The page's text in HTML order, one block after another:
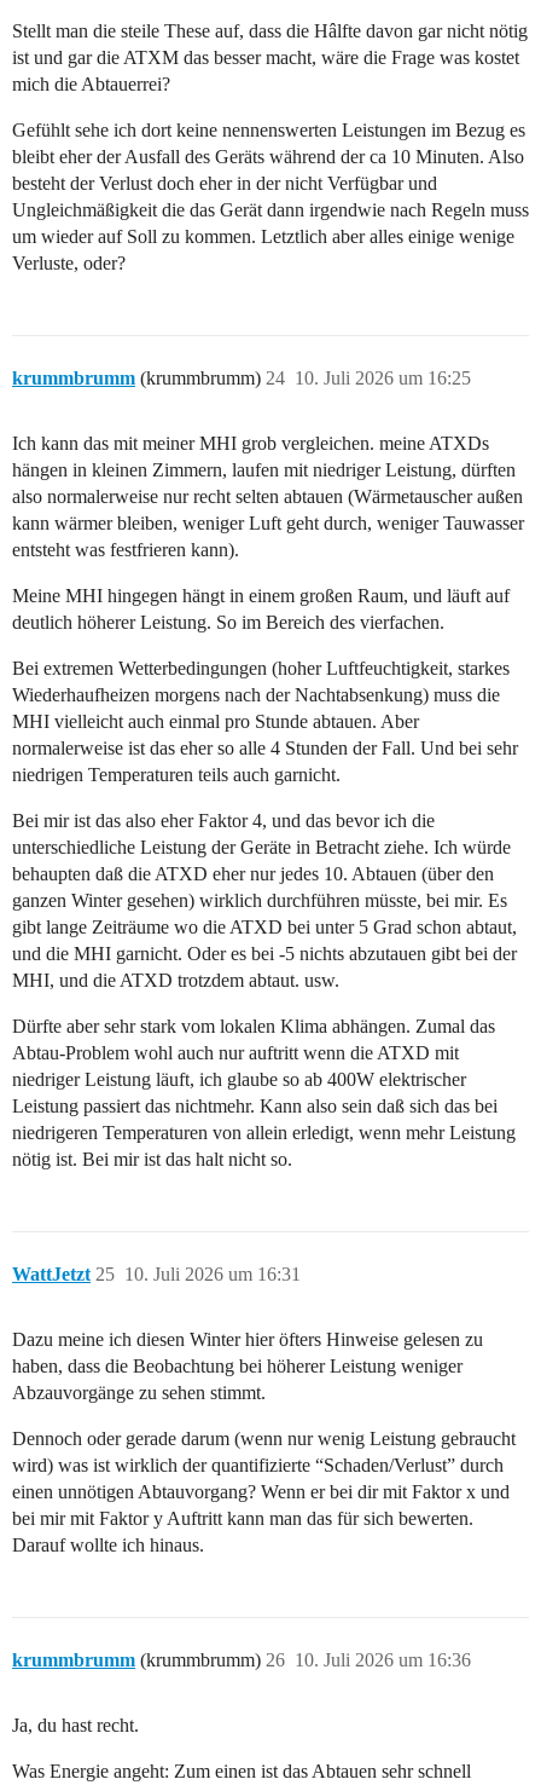
Stellt man die steile These auf, dass die Hâlfte davon gar nicht nötig
ist und gar die ATXM das besser macht, wäre die Frage was kostet
mich die Abtauerrei?
Gefühlt sehe ich dort keine nennenswerten Leistungen im Bezug es
bleibt eher der Ausfall des Geräts während der ca 10 Minuten. Also
besteht der Verlust doch eher in der nicht Verfügbar und
Ungleichmäßigkeit die das Gerät dann irgendwie nach Regeln muss
um wieder auf Soll zu kommen. Letztlich aber alles einige wenige
Verluste, oder?
krummbrumm (krummbrumm) 10. Juli 2026 um 16:25
24
Ich kann das mit meiner MHI grob vergleichen. meine ATXDs
hängen in kleinen Zimmern, laufen mit niedriger Leistung, dürften
also normalerweise nur recht selten abtauen (Wärmetauscher außen
kann wärmer bleiben, weniger Luft geht durch, weniger Tauwasser
entsteht was festfrieren kann).
Meine MHI hingegen hängt in einem großen Raum, und läuft auf
deutlich höherer Leistung. So im Bereich des vierfachen.
Bei extremen Wetterbedingungen (hoher Luftfeuchtigkeit, starkes
Wiederhaufheizen morgens nach der Nachtabsenkung) muss die
MHI vielleicht auch einmal pro Stunde abtauen. Aber
normalerweise ist das eher so alle 4 Stunden der Fall. Und bei sehr
niedrigen Temperaturen teils auch garnicht.
Bei mir ist das also eher Faktor 4, und das bevor ich die
unterschiedliche Leistung der Geräte in Betracht ziehe. Ich würde
behaupten daß die ATXD eher nur jedes 10. Abtauen (über den
ganzen Winter gesehen) wirklich durchführen müsste, bei mir. Es
gibt lange Zeiträume wo die ATXD bei unter 5 Grad schon abtaut,
und die MHI garnicht. Oder es bei -5 nichts abzutauen gibt bei der
MHI, und die ATXD trotzdem abtaut. usw.
Dürfte aber sehr stark vom lokalen Klima abhängen. Zumal das
Abtau-Problem wohl auch nur auftritt wenn die ATXD mit
niedriger Leistung läuft, ich glaube so ab 400W elektrischer
Leistung passiert das nichtmehr. Kann also sein daß sich das bei
niedrigeren Temperaturen von allein erledigt, wenn mehr Leistung
nötig ist. Bei mir ist das halt nicht so.
WattJetzt 10. Juli 2026 um 16:31
25
Dazu meine ich diesen Winter hier öfters Hinweise gelesen zu
haben, dass die Beobachtung bei höherer Leistung weniger
Abzauvorgänge zu sehen stimmt.
Dennoch oder gerade darum (wenn nur wenig Leistung gebraucht
wird) was ist wirklich der quantifizierte “Schaden/Verlust” durch
einen unnötigen Abtauvorgang? Wenn er bei dir mit Faktor x und
bei mir mit Faktor y Auftritt kann man das für sich bewerten.
Darauf wollte ich hinaus.
krummbrumm (krummbrumm) 10. Juli 2026 um 16:36
26
Ja, du hast recht.
Was Energie angeht: Zum einen ist das Abtauen sehr schnell